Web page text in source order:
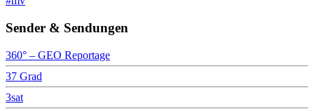
Sender & Sendungen
360° – GEO Reportage
37 Grad
3sat